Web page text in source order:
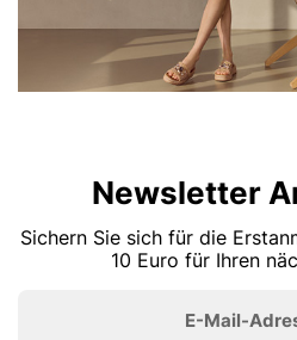
Newsletter
Sichern Sie sich für die
10 Euro für Ihren
E-Mail-